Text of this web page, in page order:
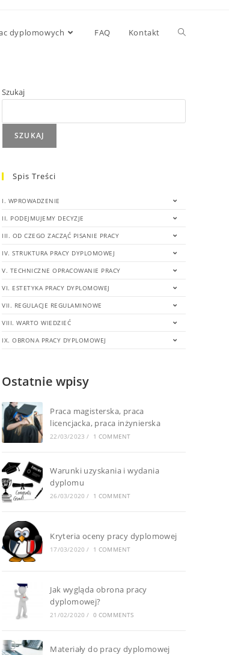
dyplomowych FAQ Kontakt
Szukaj
SZUKAJ
Spis Treści
I. WPROWADZENIE
II. PODEJMUJEMY DECYZJE
III. OD CZEGO ZACZĄĆ PISANIE PRACY
IV. STRUKTURA PRACY DYPLOMOWEJ
V. TECHNICZNE OPRACOWANIE PRACY
VI. ESTETYKA PRACY DYPLOMOWEJ
VII. REGULACJE REGULAMINOWE
VIII. WARTO WIEDZIEĆ
IX. OBRONA PRACY DYPLOMOWEJ
Ostatnie wpisy
Praca magisterska, praca
licencjacka, praca inżynierska
22/03/2023 / 1 COMMENT
Warunki uzyskania i wydania
dyplomu
26/03/2020 / 1 COMMENT
Kryteria oceny pracy dyplomowej
17/03/2020 / 1 COMMENT
Jak wygląda obrona pracy
dyplomowej?
21/02/2020 / 0 COMMENTS
Materiały do pracy dyplomowej